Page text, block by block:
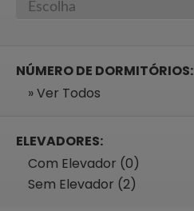
NÚMERO DE DORMITÓRIOS:
» Ver Todos
ELEVADORES:
Com Elevador (0)
Sem Elevador (2)